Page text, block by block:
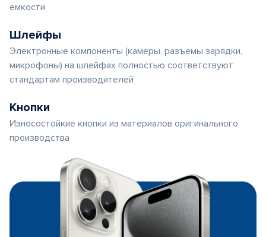
емкости
Шлейфы
Электронные компоненты (камеры, разъемы зарядки,
микрофоны) на шлейфах полностью соответствуют
стандартам производителей
Кнопки
Износостойкие кнопки из материалов оригинального
производства